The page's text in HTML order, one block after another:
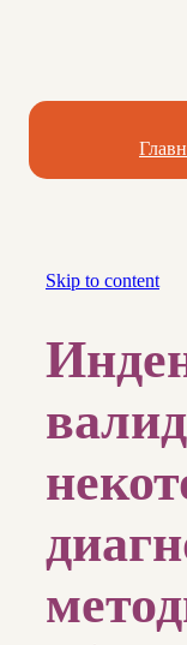
Skip to content